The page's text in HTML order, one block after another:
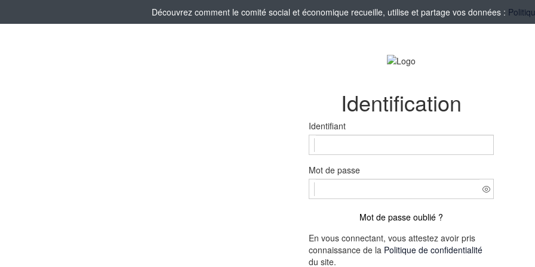
Découvrez comment le comité social et économique recueille, utilise et partage vos données :
Identification
Identifiant
Mot de passe
Mot de passe oublié ?
En vous connectant, vous attestez avoir pris
connaissance de la Politique de confidentialité
du site.